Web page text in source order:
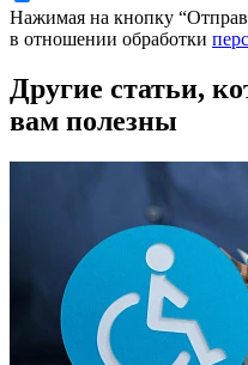
Нажимая на кнопку
в отношении обработки
Другие статьи,
вам полезны